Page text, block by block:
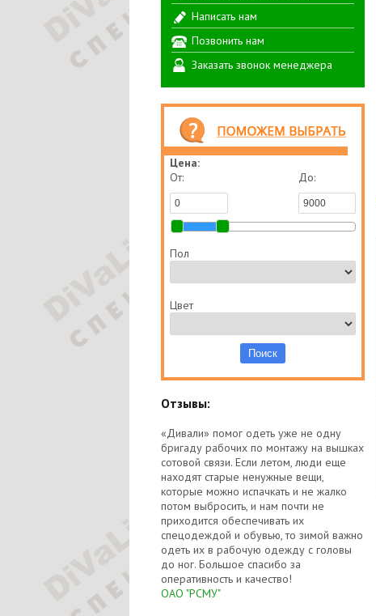
Написать нам
Позвонить нам
Заказать звонок менеджера
Цена:
От:
До:
Пол
Цвет
Отзывы:
«Дивали» помог одеть уже не одну
бригаду рабочих по монтажу на вышках
сотовой связи. Если летом, люди еще
находят старые ненужные вещи,
которые можно испачкать и не жалко
потом выбросить, и нам почти не
приходится обеспечивать их
спецодеждой и обувью, то зимой важно
одеть их в рабочую одежду с головы
до ног. Большое спасибо за
оперативность и качество!
ОАО "РСМУ"